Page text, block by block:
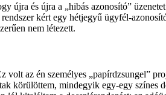
újra és újra a „hibás azonosító”
kért egy hétjegyű ügyfél-
nem létezett.
az én személyes „papírdzsungel”
körülöttem, mindegyik egy-egy színes